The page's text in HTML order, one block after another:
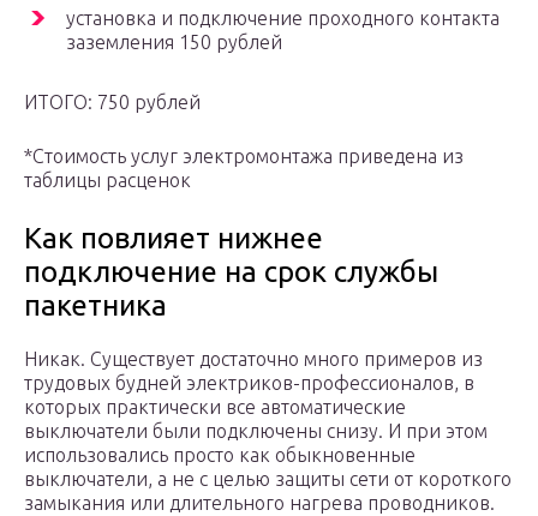
установка и подключение проходного контакта
заземления 150 рублей
ИТОГО: 750 рублей
*Стоимость услуг электромонтажа приведена из
таблицы расценок
Как повлияет нижнее
подключение на срок службы
пакетника
Никак. Существует достаточно много примеров из
трудовых будней электриков-профессионалов, в
которых практически все автоматические
выключатели были подключены снизу. И при этом
использовались просто как обыкновенные
выключатели, а не с целью защиты сети от короткого
замыкания или длительного нагрева проводников.